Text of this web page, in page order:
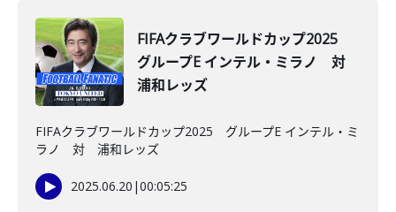
FIFAクラブワールドカップ2025
グループE インテル・ミラノ 対
浦和レッズ
FIFAクラブワールドカップ2025 グループE インテル・ミ
ラノ 対 浦和レッズ
2025.06.20 |00:05:25